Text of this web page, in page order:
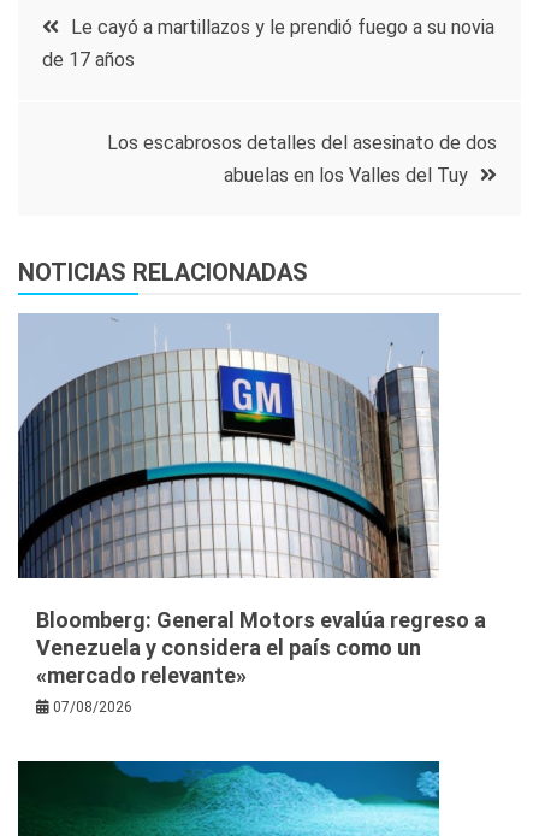
Navegación
entradas
Le cayó a martillazos y le prendió fuego a su novia
de 17 años
Los escabrosos detalles del asesinato de dos
abuelas en los Valles del Tuy
NOTICIAS RELACIONADAS
Bloomberg: General Motors evalúa regreso a
Venezuela y considera el país como un
«mercado relevante»
07/08/2026